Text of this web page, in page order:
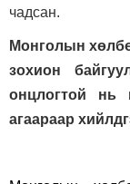
чадсан.
Монголын
зохион
онцлогтой нь
агаараар